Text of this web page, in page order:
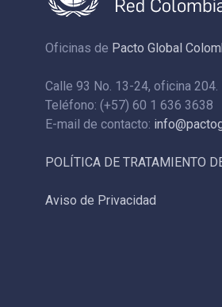
Oficinas de Pacto Global
Calle 93 No. 13-24, oficina
Teléfono: (+57) 60 1 636 3638
E-mail de contacto:
POLÍTICA DE TRATAMIENTO
Aviso de Privacidad